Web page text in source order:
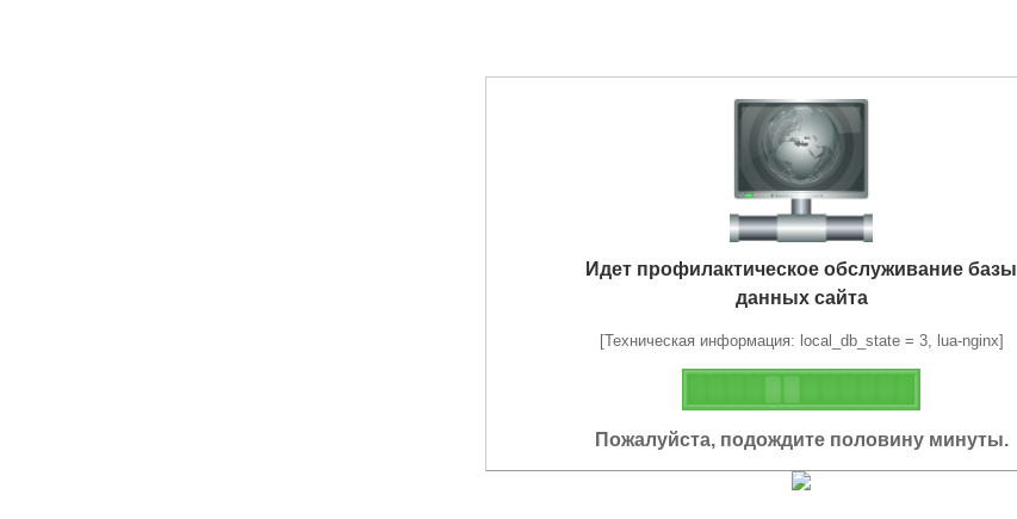
Идет профилактическое обслуживание базы
данных сайта
[Техническая информация: local_db_state = 3, lua-nginx]
Пожалуйста, подождите половину минуты.